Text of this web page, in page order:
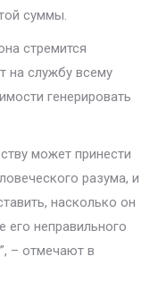
суммы.
стремится
на службу всему
генерировать
может принести
разума, и
насколько он
его неправильного
– отмечают в